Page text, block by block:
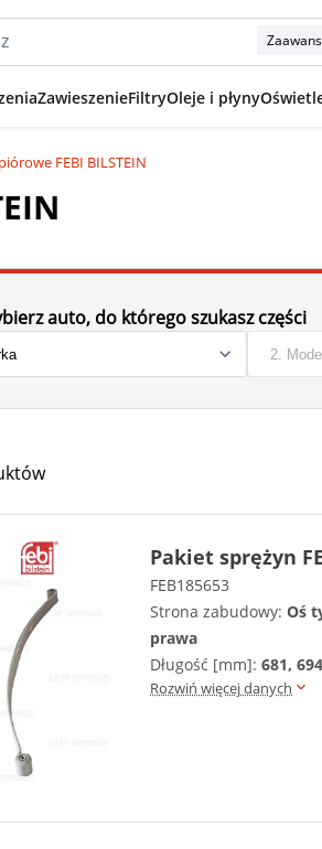
ZawieszenieFiltryOleje i płyny
FEBI BILSTEIN
auto, do którego szukasz części
Pakiet sprężyn
FEB185653
Strona zabudowy: Oś
prawa
Długość [mm]: 681, 694
Rozwiń więcej danych